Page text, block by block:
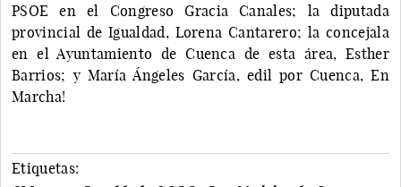
PSOE en el Congreso Gracia Canales; la diputada
provincial de Igualdad, Lorena Cantarero; la concejala
en el Ayuntamiento de Cuenca de esta área, Esther
Barrios; y María Ángeles García, edil por Cuenca, En
Marcha!
Etiquetas: